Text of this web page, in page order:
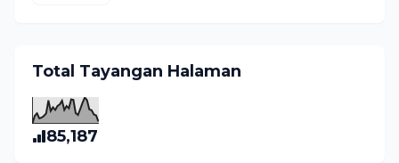
Total Tayangan Halaman
85,187